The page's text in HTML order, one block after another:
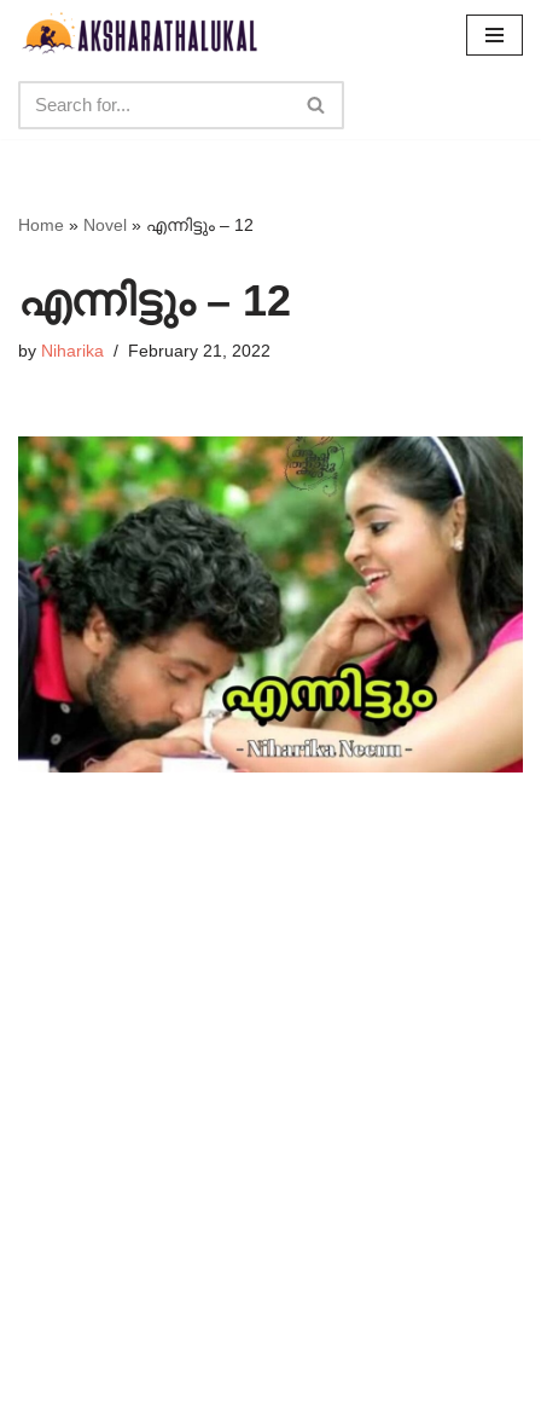
content
Home » Novel » എന്നിട്ടും – 12
എന്നിട്ടും – 12
by Niharika February 21, 2022